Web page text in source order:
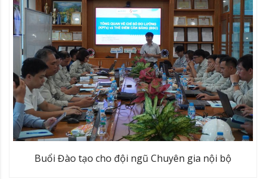
Buổi Đào tạo cho đội ngũ Chuyên gia nội bộ